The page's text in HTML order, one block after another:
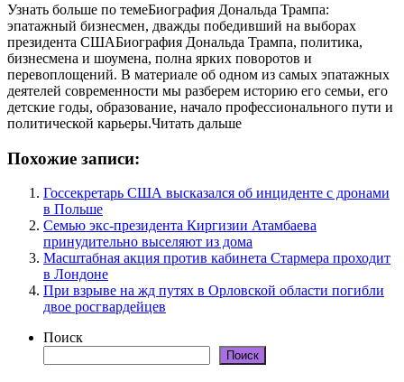
Узнать больше по темеБиография Дональда Трампа:
эпатажный бизнесмен, дважды победивший на выборах
президента СШАБиография Дональда Трампа, политика,
бизнесмена и шоумена, полна ярких поворотов и
перевоплощений. В материале об одном из самых эпатажных
деятелей современности мы разберем историю его семьи, его
детские годы, образование, начало профессионального пути и
политической карьеры.Читать дальше
Похожие записи:
Госсекретарь США высказался об инциденте с дронами
в Польше
Семью экс-президента Киргизии Атамбаева
принудительно выселяют из дома
Масштабная акция против кабинета Стармера проходит
в Лондоне
При взрыве на жд путях в Орловской области погибли
двое росгвардейцев
Поиск
Поиск